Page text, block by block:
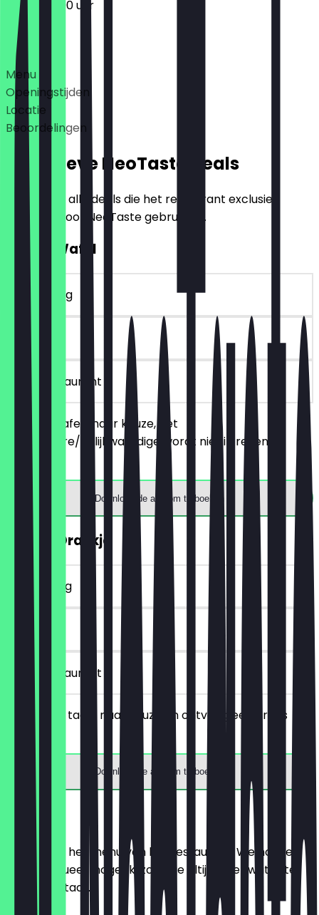
12:00 - 23:00 uur
Deals
Menu
Openingstijden
Locatie
Beoordelingen
Exclusieve NeoTaste Deals
Hier vind je alle deals die het restaurant exclusief
aanbiedt voor NeoTaste gebruikers.
2voor1 Wafel
~£ 7 korting
30 dagen
in het restaurant
Bestel 2 wafels naar keuze, het
goedkopere/gelijkwaardige wordt niet in rekening
gebracht.
Download de app om te boeken
GRATIS Drankje
~£ 3 korting
1 dagen
in het restaurant
Bestel een taart naar keuze en ontvang een gratis
drankje.
Download de app om te boeken
Menu
Hier vind je het menu van het restaurant. We houden
het zo actueel mogelijk, zodat je altijd weet wat je te
wachten staat.